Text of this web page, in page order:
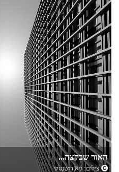
האור שבקצה...
צילום:גיא דושנסקי